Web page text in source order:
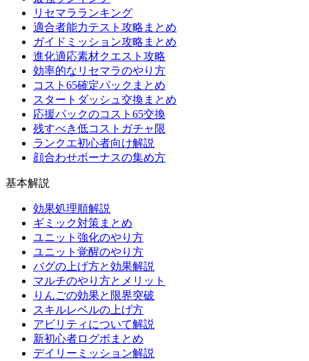
リセマラランキング
適合者能力テスト攻略まとめ
ガイドミッション攻略まとめ
進化適応素材クエスト攻略
効率的なリセマラのやり方
コスト65確定パックまとめ
スタートダッシュ交換まとめ
応援パックのコスト65交換
残すべき低コストガチャ限
ランクエ初心者向け解説
顔合わせボーナスの集め方
基本解説
効果処理順解説
ギミック対策まとめ
ユニット強化のやり方
ユニット覚醒のやり方
バグの上げ方と効果解説
マルチのやり方とメリット
りんごの効果と限界突破
スキルレベルの上げ方
アビリティについて解説
新初心者ログボまとめ
デイリーミッション解説